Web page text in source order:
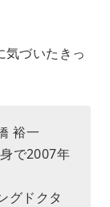
気づいたきっ
裕一
で2007年
グドクタ